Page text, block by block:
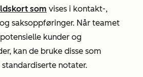
som vises i kontakt-,
saksoppføringer. Når teamet
kunder og
kan de bruke disse som
notater.